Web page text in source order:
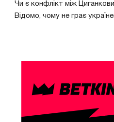
Чи є конфлікт між
Відомо, чому не грає